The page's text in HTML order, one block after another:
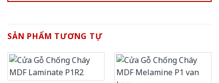
SẢN PHẨM TƯƠNG TỰ